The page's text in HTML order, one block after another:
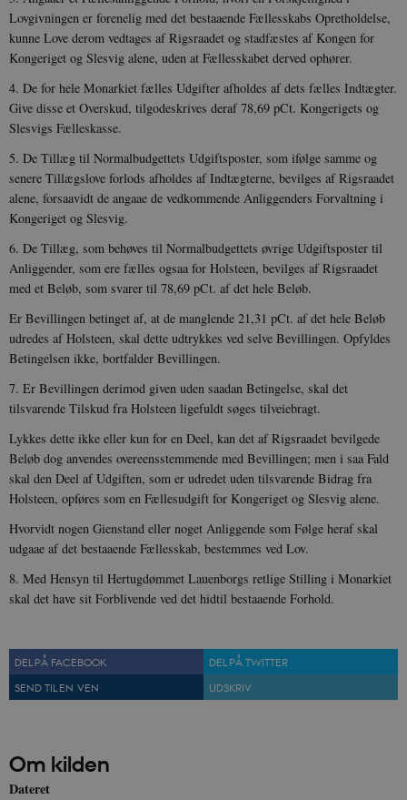
Lovgivningen er forenelig med det bestaaende Fællesskabs Opretholdelse,
kunne Love derom vedtages af Rigsraadet og stad­fæstes af Kongen for
Kongeriget og Slesvig alene, uden at Fælles­skabet derved ophører.
4. De for hele Monarkiet fælles Udgifter afholdes af dets fælles Indtægter.
Give disse et Overskud, tilgodeskrives deraf 78,69 pCt. Kongerigets og
Slesvigs Fælleskasse.
5. De Tillæg til Normalbudgettets Udgiftsposter, som ifølge samme og
senere Tillægslove forlods afholdes af Indtægterne, bevilges af Rigsraadet
alene, forsaavidt de angaae de vedkommende Anliggenders Forvaltning i
Kongeriget og Slesvig.
6. De Tillæg, som behøves til Normalbudgettets øvrige Udgifts­poster til
Anliggender, som ere fælles ogsaa for Holsteen, bevilges af Rigsraadet
med et Beløb, som svarer til 78,69 pCt. af det hele Beløb.
Er Bevillingen betinget af, at de manglende 21,31 pCt. af det hele Beløb
udredes af Holsteen, skal dette udtrykkes ved selve Bevillingen. Opfyldes
Betingelsen ikke, bortfalder Bevillingen.
7. Er Bevillingen derimod given uden saadan Betingelse, skal det
tilsvarende Tilskud fra Holsteen ligefuldt søges tilveiebragt.
Lykkes dette ikke eller kun for en Deel, kan det af Rigsraadet bevilgede
Beløb dog anvendes overeensstemmende med Bevillingen; men i saa Fald
skal den Deel af Udgiften, som er udredet uden tilsvarende Bidrag fra
Holsteen, opføres som en Fællesudgift for Kongeriget og Slesvig alene.
Hvorvidt nogen Gienstand eller noget Anliggende som Følge heraf skal
udgaae af det bestaaende Fællesskab, bestemmes ved Lov.
8. Med Hensyn til Hertugdømmet Lauenborgs retlige Stilling i Monarkiet
skal det have sit Forblivende ved det hidtil bestaaende Forhold.
DEL PÅ FACEBOOK
DEL PÅ TWITTER
SEND TIL EN VEN
UDSKRIV
Om kilden
Dateret